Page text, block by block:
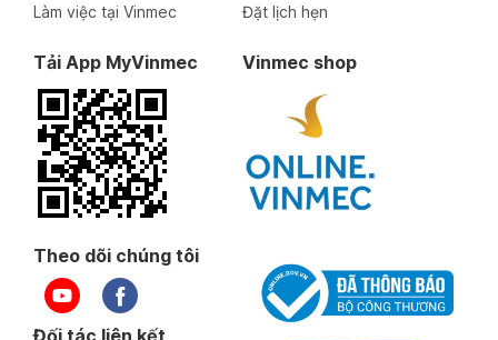
Làm việc tại Vinmec
Đặt lịch hẹn
Tải App MyVinmec Vinmec shop
Theo dõi chúng tôi
Đối tác liên kết